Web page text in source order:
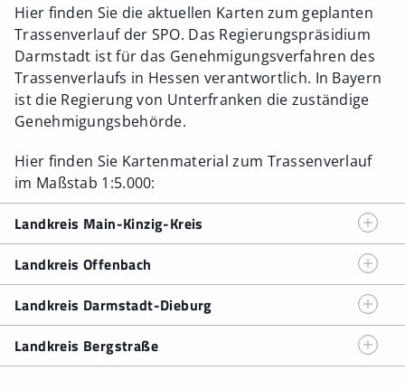
Hier finden Sie die aktuellen Karten zum geplanten
Trassenverlauf der SPO. Das Regierungspräsidium
Darmstadt ist für das Genehmigungsverfahren des
Trassenverlaufs in Hessen verantwortlich. In Bayern
ist die Regierung von Unterfranken die zuständige
Genehmigungsbehörde.
Hier finden Sie Kartenmaterial zum Trassenverlauf
im Maßstab 1:5.000:
Landkreis Main-Kinzig-Kreis
Trassenverlauf Wächtersbach-Gelnhausen-Biebergemünd
(Stand 11/25 – PDF)
Trassenverlauf Gelnhausen-Biebergemünd-Linsengericht
Trassenverlauf Gelnhausen-Linsengericht
(Stand 11/25 –
PDF)
Landkreis Offenbach
Trassenverlauf Hanau - Obertshausen - Rodgau -
Hainburg(Stand 06/25 - PDF)
Trassenverlauf Hainburg - Rodgau - Seligenstadt
(Stand
Landkreis Darmstadt-Dieburg
Trassenverlauf Rodgau - Babenhausen
(Stand 06/25 -
PDF)
Landkreis Bergstraße